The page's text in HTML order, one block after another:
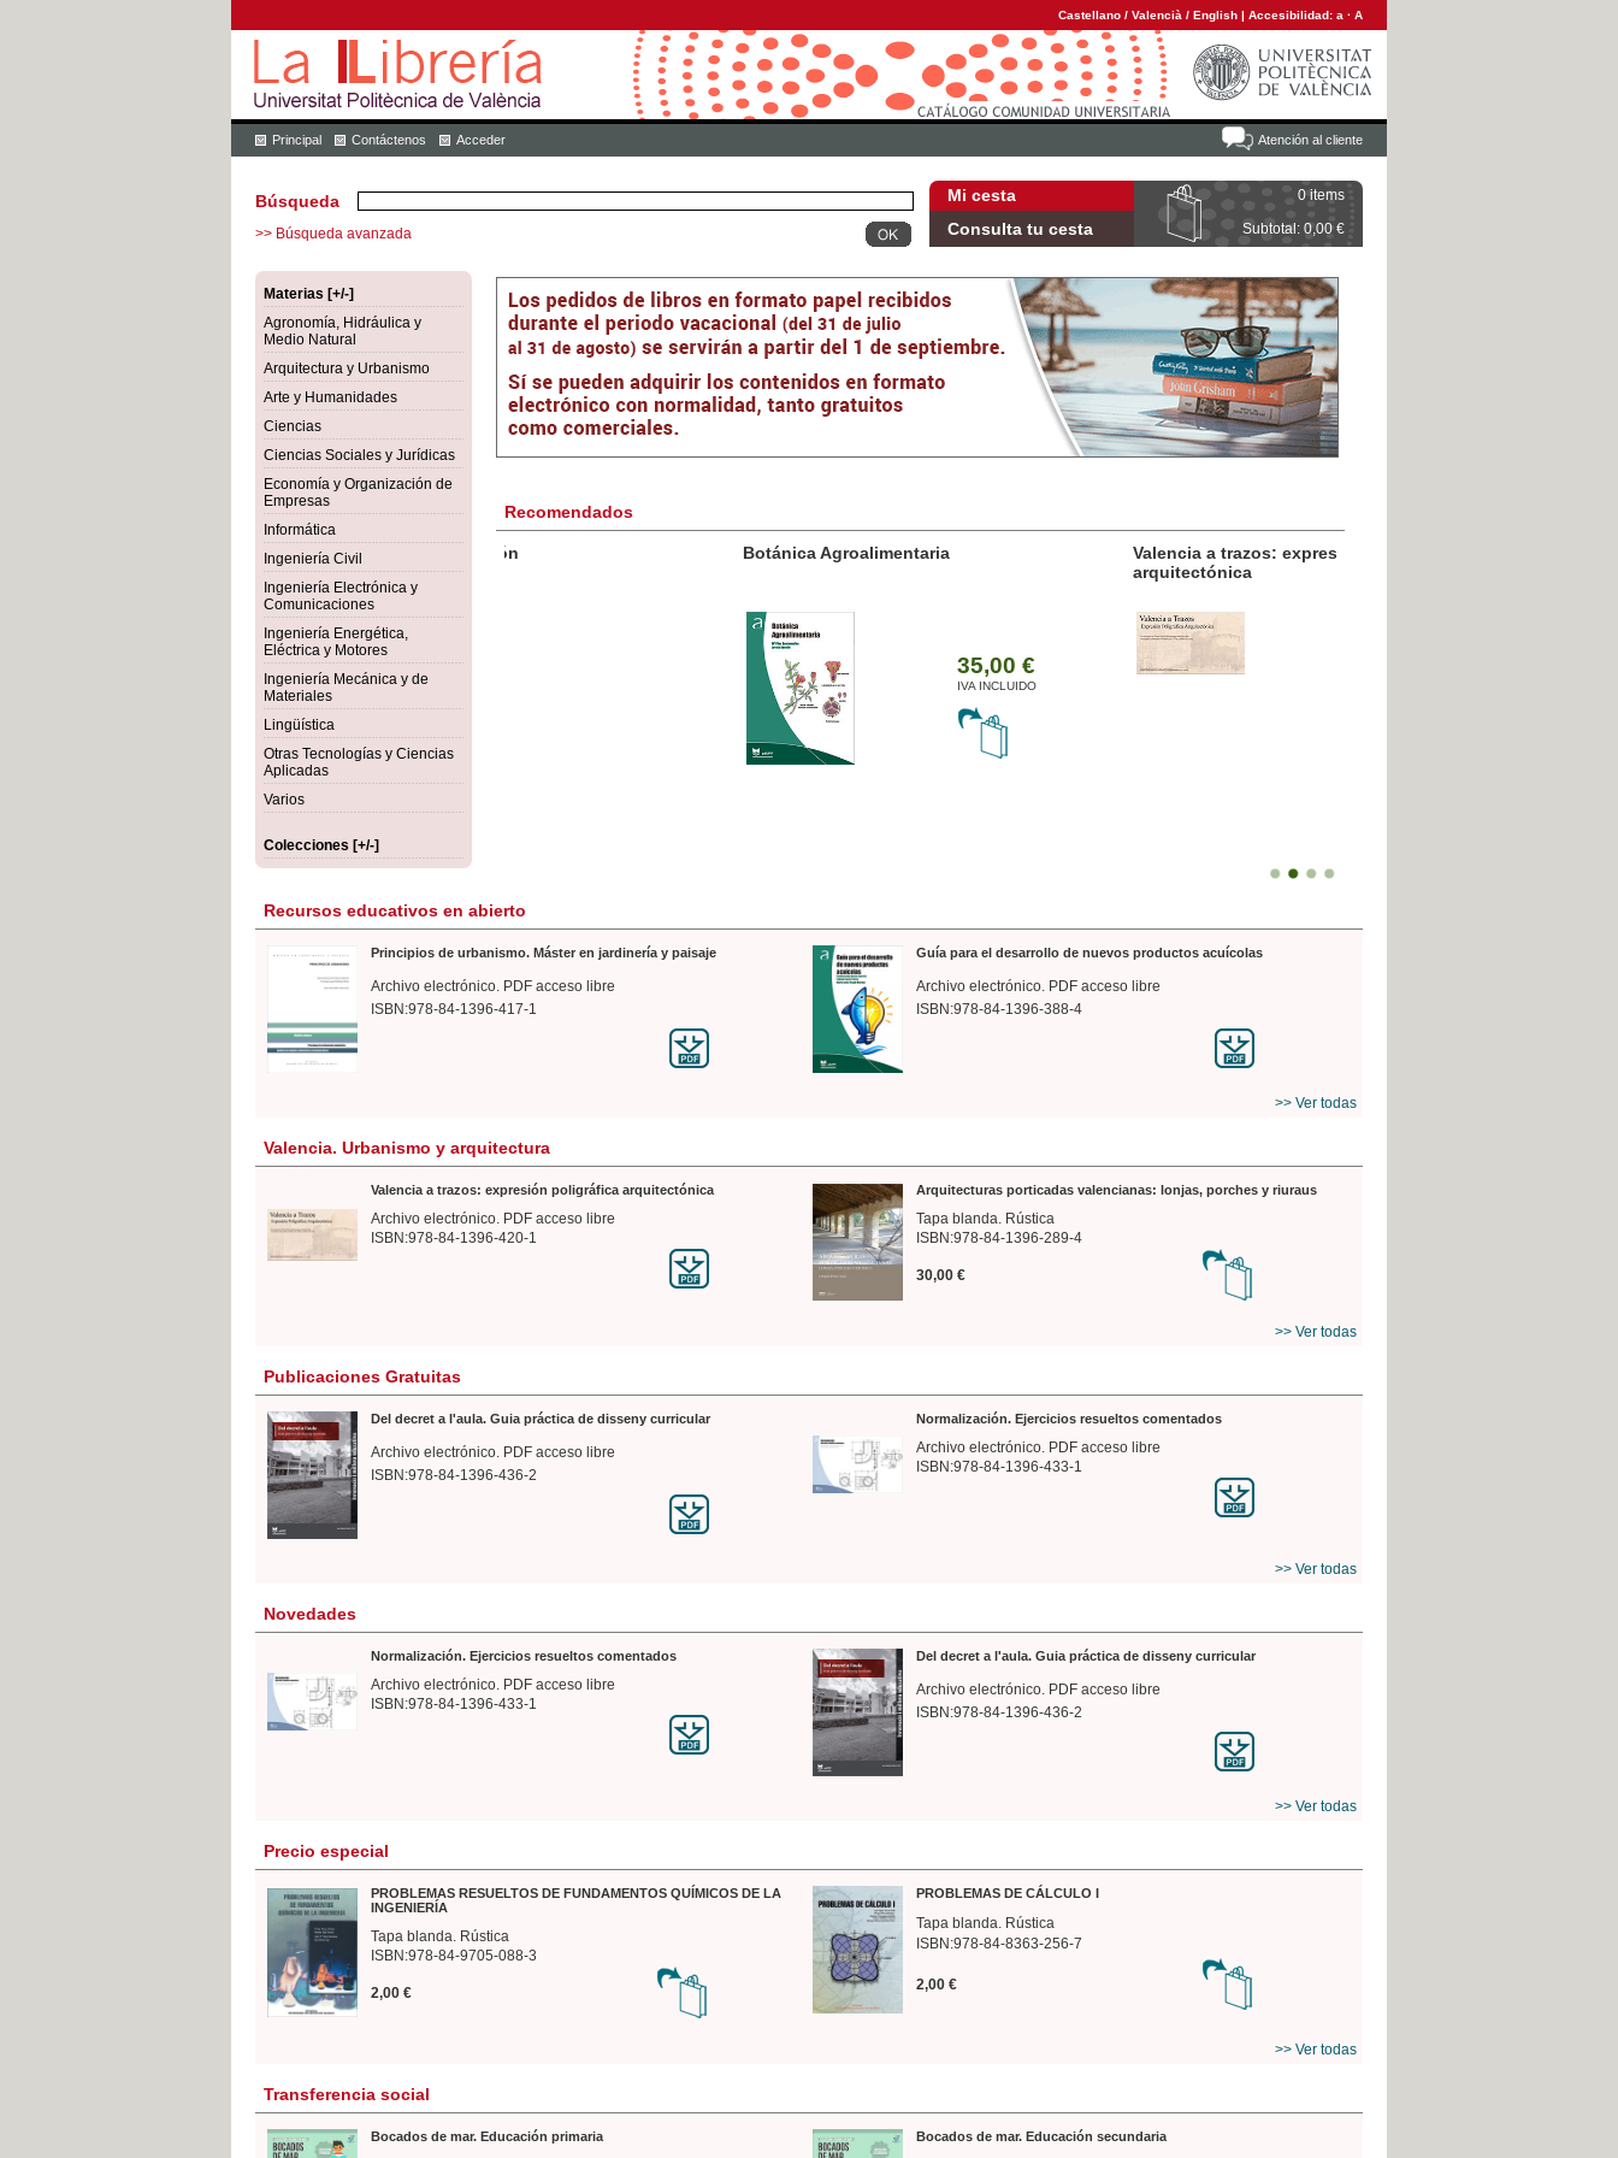
Castellano / Valencià / English | Accesibilidad: a · A
Atención al cliente
Principal Contáctenos Acceder
Mi cesta 0 items
Consulta tu cesta Subtotal: 0,00 €
Búsqueda
>> Búsqueda avanzada
Materias [+/-]
Agronomía, Hidráulica y
Medio Natural
Arquitectura y Urbanismo
Arte y Humanidades
Ciencias
Ciencias Sociales y Jurídicas
Economía y Organización de
Empresas
Informática
Ingeniería Civil
Ingeniería Electrónica y
Comunicaciones
Ingeniería Energética,
Eléctrica y Motores
Ingeniería Mecánica y de
Materiales
Lingüística
Otras Tecnologías y Ciencias
Aplicadas
Varios
Colecciones [+/-]
Recomendados
Botánica Agroalimentaria
35,00 €
IVA INCLUIDO
Valencia a trazos: expresión poligráfica
Recursos educativos en abierto
Principios de urbanismo. Máster en jardinería y paisaje
Archivo electrónico. PDF acceso libre
ISBN:978-84-1396-417-1
Guía para el desarrollo de nuevos productos acuícolas
Archivo electrónico. PDF acceso libre
ISBN:978-84-1396-388-4
>> Ver todas
Valencia. Urbanismo y arquitectura
Valencia a trazos: expresión poligráfica arquitectónica
Archivo electrónico. PDF acceso libre
ISBN:978-84-1396-420-1
Arquitecturas porticadas valencianas: lonjas, porches y riuraus
Tapa blanda. Rústica
ISBN:978-84-1396-289-4
30,00 €
>> Ver todas
Publicaciones Gratuitas
Del decret a l'aula. Guia práctica de disseny curricular
Archivo electrónico. PDF acceso libre
ISBN:978-84-1396-436-2
Normalización. Ejercicios resueltos comentados
Archivo electrónico. PDF acceso libre
ISBN:978-84-1396-433-1
>> Ver todas
Novedades
Normalización. Ejercicios resueltos comentados
Archivo electrónico. PDF acceso libre
ISBN:978-84-1396-433-1
Del decret a l'aula. Guia práctica de disseny curricular
Archivo electrónico. PDF acceso libre
ISBN:978-84-1396-436-2
>> Ver todas
Precio especial
PROBLEMAS RESUELTOS DE FUNDAMENTOS QUÍMICOS DE LA
INGENIERÍA
Tapa blanda. Rústica
ISBN:978-84-9705-088-3
2,00 €
PROBLEMAS DE CÁLCULO I
Tapa blanda. Rústica
ISBN:978-84-8363-256-7
2,00 €
>> Ver todas
Transferencia social
Bocados de mar. Educación primaria Bocados de mar. Educación secundaria